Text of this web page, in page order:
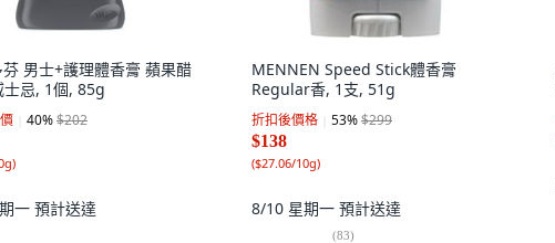
男士+護理體香膏 蘋果醋
忌, 1個, 85g
40%$202
)
一 預計送達
MENNEN Speed Stick體香膏
Regular香, 1支, 51g
折扣後價格 53%$299
$138
($27.06/10g)
8/10 星期一 預計送達
(83)